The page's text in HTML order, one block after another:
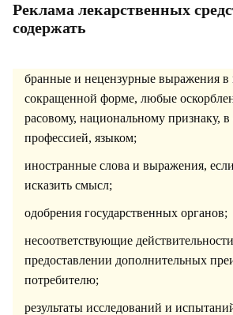
Реклама лекарственных
содержать
бранные и нецензурные выражения в
сокращенной форме, любые
расовому, национальному признаку, в
профессией, языком;
иностранные слова и выражения,
исказить смысл;
одобрения государственных органов;
несоответствующие
предоставлении дополнительных
потребителю;
результаты исследований и